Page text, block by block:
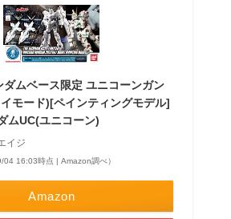
ダムベース限定 ユニコーンガン
モード)[ペインティングモデル]
ムUC(ユニコーン)
イジ
04 16:03時点 | Amazon調べ）
Amazon